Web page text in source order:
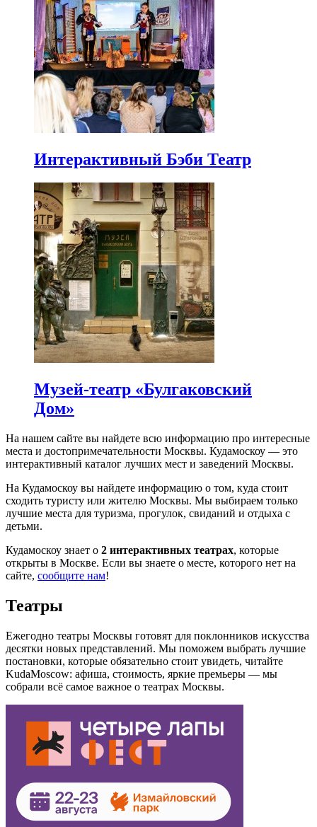
Интерактивный Бэби Театр
Музей-театр «Булгаковский
Дом»
На нашем сайте вы найдете всю информацию про интересные
места и достопримечательности Москвы. Кудамоскоу — это
интерактивный каталог лучших мест и заведений Москвы.
На Кудамоскоу вы найдете информацию о том, куда стоит
сходить туристу или жителю Москвы. Мы выбираем только
лучшие места для туризма, прогулок, свиданий и отдыха с
детьми.
Кудамоскоу знает о 2 интерактивных театрах, которые
открыты в Москве. Если вы знаете о месте, которого нет на
сайте, сообщите нам!
Театры
Ежегодно театры Москвы готовят для поклонников искусства
десятки новых представлений. Мы поможем выбрать лучшие
постановки, которые обязательно стоит увидеть, читайте
KudaMoscow: афиша, стоимость, яркие премьеры — мы
собрали всё самое важное о театрах Москвы.